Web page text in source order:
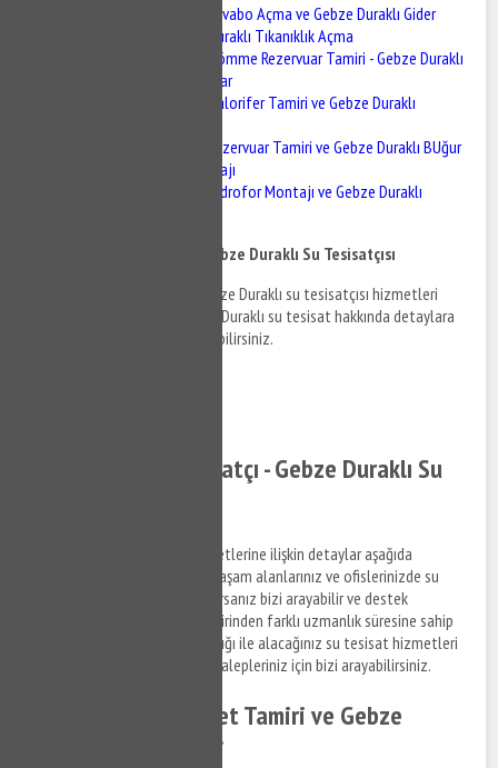
Gebze Duraklı Lavabo Açma ve Gebze Duraklı Gider
Açma - Gebze Duraklı Tıkanıklık Açma
Gebze Duraklı Gömme Rezervuar Tamiri - Gebze Duraklı
Gömme Rezervuar
Gebze Duraklı Kalorifer Tamiri ve Gebze Duraklı
Gebze Duraklı Rezervuar Tamiri ve Gebze Duraklı BUğur
Mumcurya Montajı
Gebze Duraklı Hidrofor Montajı ve Gebze Duraklı
Gebze Duraklı Tesisatçı - Gebze Duraklı Su Tesisatçısı
Gebze Duraklı tesisatçı ve Gebze Duraklı su tesisatçısı hizmetleri
hakkında bilgi almak ve Gebze Duraklı su tesisat hakkında detaylara
erişim sağlamak için bizi arayabilirsiniz.
Gebze Duraklı Tesisatçı - Gebze Duraklı Su
Gebze Duraklı su tesisat hizmetlerine ilişkin detaylar aşağıda
Fıratlilandığı şekildedir. Sizde yaşam alanlarınız ve ofislerinizde su
tesisat ile ilgili bir arıza yaşıyorsanız bizi arayabilir ve destek
taleplerinizi iletebilirsiniz. Birbirinden farklı uzmanlık süresine sahip
anlaşmalı iş ortaklarımız aracılığı ile alacağınız su tesisat hizmetleri
ile ilgili bilgi almak ve destek talepleriniz için bizi arayabilirsiniz.
Gebze Duraklı Klozet Tamiri ve Gebze
Duraklı Sifon Tamiri